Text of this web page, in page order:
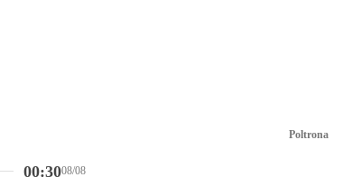
00:3008/08
Poltrona